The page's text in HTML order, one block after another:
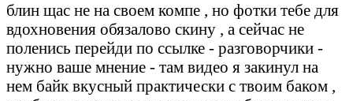
блин щас не на своем компе , но фотки тебе для
вдохновения обязалово скину , а сейчас не
поленись перейди по ссылке - разговорчики -
нужно ваше мнение - там видео я закинул на
нем байк вкусный практически с твоим баком ,